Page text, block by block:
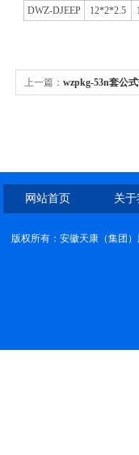
DWZ-DJEEP
12*2*2.5
上一篇： wzpkg-53n套公
网站首页 关
版权所有：安徽天康（集团